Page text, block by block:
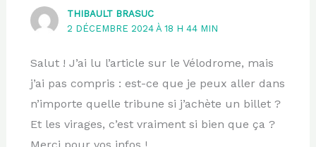
THIBAULT BRASUC
2 DÉCEMBRE 2024 À 18 H 44 MIN
Salut ! J’ai lu l’article sur le Vélodrome, mais
j’ai pas compris : est-ce que je peux aller dans
n’importe quelle tribune si j’achète un billet ?
Et les virages, c’est vraiment si bien que ça ?